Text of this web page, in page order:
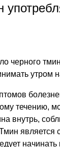
черного
утром
течению,
внутрь,
является